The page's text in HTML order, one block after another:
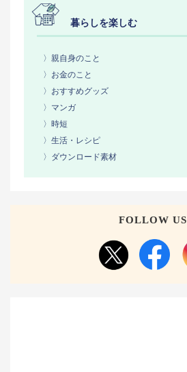
暮らしを楽しむ
〉親自身のこと
〉お金のこと
〉おすすめグッズ
〉マンガ
〉時短
〉生活・レシピ
〉ダウンロード素材
FOLLOW US